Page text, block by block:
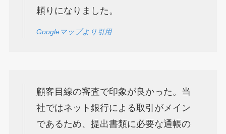
頼りになりました。
Googleマップより引用
顧客目線の審査で印象が良かった。当
社ではネット銀行による取引がメイン
であるため、提出書類に必要な通帳の